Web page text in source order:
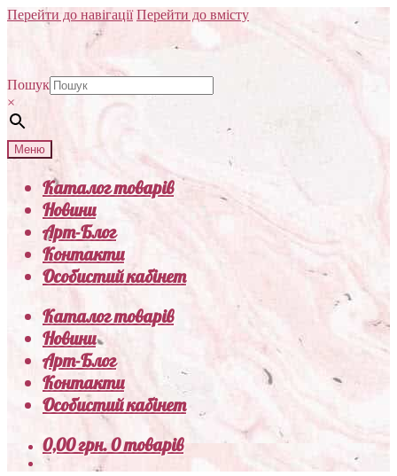
Перейти до навігації Перейти до вмісту
Пошук
×
Меню
Каталог товарів
Новини
Арт-Блог
Контакти
Особистий кабінет
Каталог товарів
Новини
Арт-Блог
Контакти
Особистий кабінет
0,00грн.0 товарів